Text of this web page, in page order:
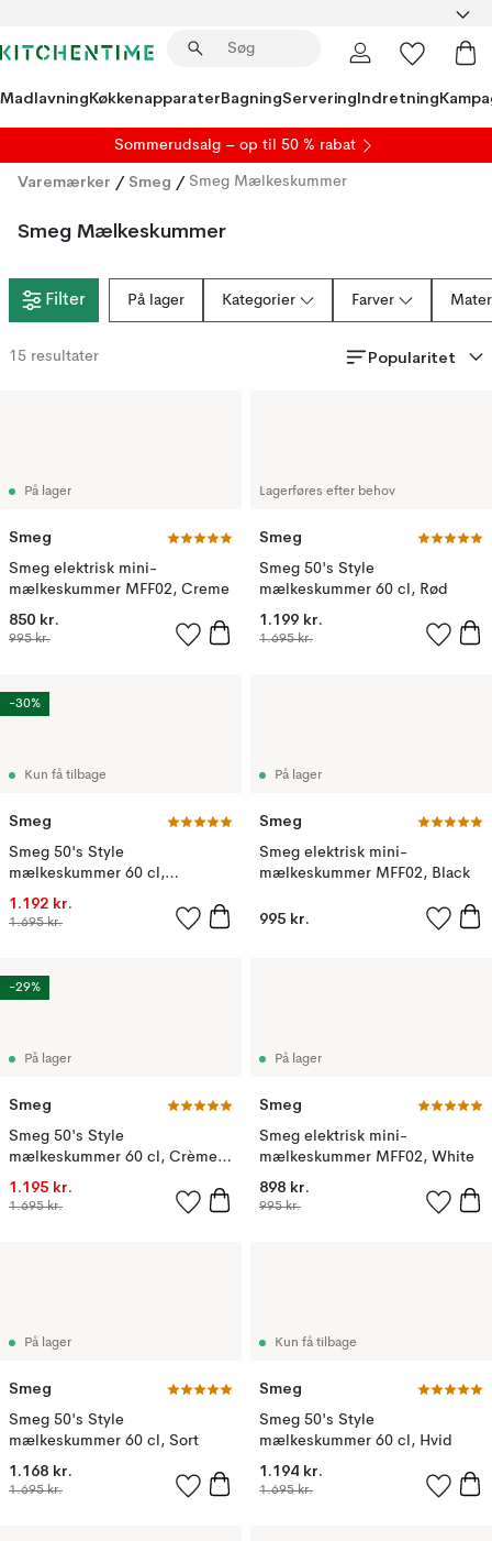
MadlavningKøkkenapparaterBagningServeringIndretning
Sommerudsalg – op til 50 % rabat
Varemærker / Smeg / Smeg Mælkeskummer
Smeg Mælkeskummer
Filter På lager Kategorier Farver
15 resultater Popularitet
På lager
Smeg
Smeg elektrisk mini-
mælkeskummer MFF02, Creme
850 kr.
995 kr.
Lagerføres efter behov
Smeg
Smeg 50's Style
mælkeskummer 60 cl, Rød
1.199 kr.
1.695 kr.
Kun få tilbage
Smeg
Smeg 50's Style
mælkeskummer 60 cl,
Pastelblå
1.192 kr.
1.695 kr.
-30%
På lager
Smeg
Smeg elektrisk mini-
mælkeskummer MFF02, Black
995 kr.
På lager
Smeg
Smeg 50's Style
mælkeskummer 60 cl, Crème
hvid
1.195 kr.
1.695 kr.
-29%
På lager
Smeg
Smeg elektrisk mini-
mælkeskummer MFF02, White
898 kr.
995 kr.
På lager
Smeg
Smeg 50's Style
mælkeskummer 60 cl, Sort
1.168 kr.
1.695 kr.
Kun få tilbage
Smeg
Smeg 50's Style
mælkeskummer 60 cl, Hvid
1.194 kr.
1.695 kr.